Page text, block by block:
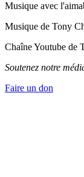
Musique avec
Musique de Tony
Chaîne Youtube de
Soutenez notre
Faire un don